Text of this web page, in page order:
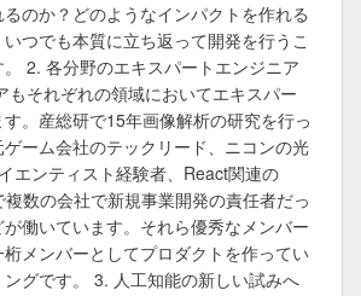
のか？どのようなインパクトを作れる
つでも本質に立ち返って開発を行うこ
2. 各分野のエキスパートエンジニア
もそれぞれの領域においてエキスパー
す。産総研で15年画像解析の研究を行っ
ーム会社のテックリード、ニコンの光
エンティスト経験者、React関連の
数の会社で新規事業開発の責任者だっ
働いています。それら優秀なメンバー
メンバーとしてプロダクトを作ってい
グです。 3. 人工知能の新しい試みへ